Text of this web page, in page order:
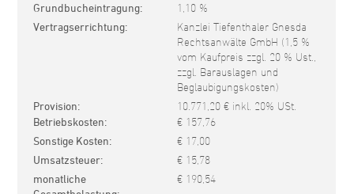
Grundbucheintragung 1,10 %
Vertragserrichtung
Kanzlei Tiefenthaler Gnesda
Rechtsanwälte GmbH (1,5 %
vom Kaufpreis zzgl. 20 % Ust.,
zzgl. Barauslagen und
Beglaubigungskosten)
Provision 10.771,20 € inkl. 20% USt.
Betriebskosten € 157,76
Sonstige Kosten € 17,00
Umsatzsteuer € 15,78
monatliche
€ 190,54